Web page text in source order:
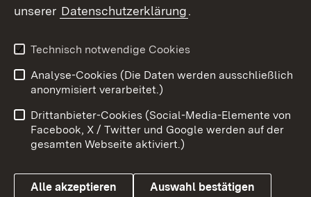
Youtube
Impressum
Kontakt
Barrierefreiheit
Datenschutz
Cookies
unserer Datenschutzerklärung.
Technisch notwendige Cookies
Analyse-Cookies (Die Daten werden ausschließlich
anonymisiert verarbeitet.)
Drittanbieter-Cookies (Social-Media-Elemente von
Facebook, X / Twitter und Google werden auf der
gesamten Webseite aktiviert.)
Alle akzeptieren Auswahl bestätigen